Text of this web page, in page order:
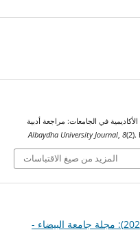
الريادة الأكاديمية في الجامعات: مراجعة أدبية
Albaydha University Journal ,8(2).
المزيد من صيغ الاقتباسات
مجلد 8 عدد 2 (2026): مجلد 8 عدد 2 (2026): مجلة جامعة البيضاء -